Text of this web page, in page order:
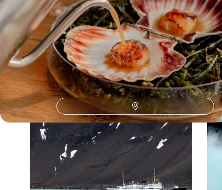
Conseils pratiques, témoignages et inspirations pour bien préparer son
voyage